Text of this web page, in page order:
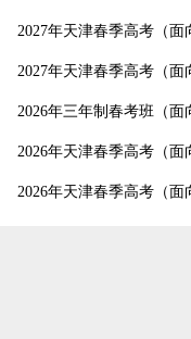
2027年天津春季高考（
章
2027年天津春季高考（面
生）招生简章
2026年三年制春考班（面
生）招生简章
2026年天津春季高考（
章
2026年天津春季高考（面